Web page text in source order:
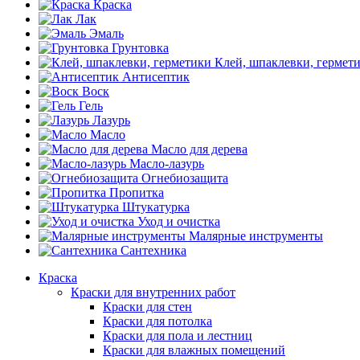
Краска
Лак
Эмаль
Грунтовка
Клей, шпаклевки,
Антисептик
Воск
Гель
Лазурь
Масло
Масло для дерева
Масло-лазурь
Огнебиозащита
Пропитка
Штукатурка
Уход и очистка
Малярные инструменты
Сантехника
Краска
Краски для внутренних работ
Краски для стен
Краски для потолка
Краски для пола и лестниц
Краски для влажных помещений